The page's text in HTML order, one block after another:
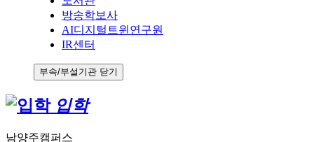
방송학보사
AI디지털트윈연구원
IR센터
부속/부설기관 닫기
입학
남양주캠퍼스